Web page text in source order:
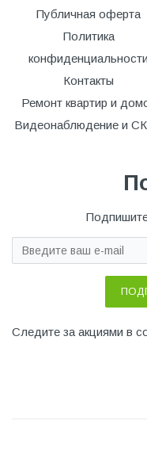
Публичная оферта
Политика
конфиденциальности
Контакты
Ремонт квартир и
Видеонаблюдение и
Следите за акциями в